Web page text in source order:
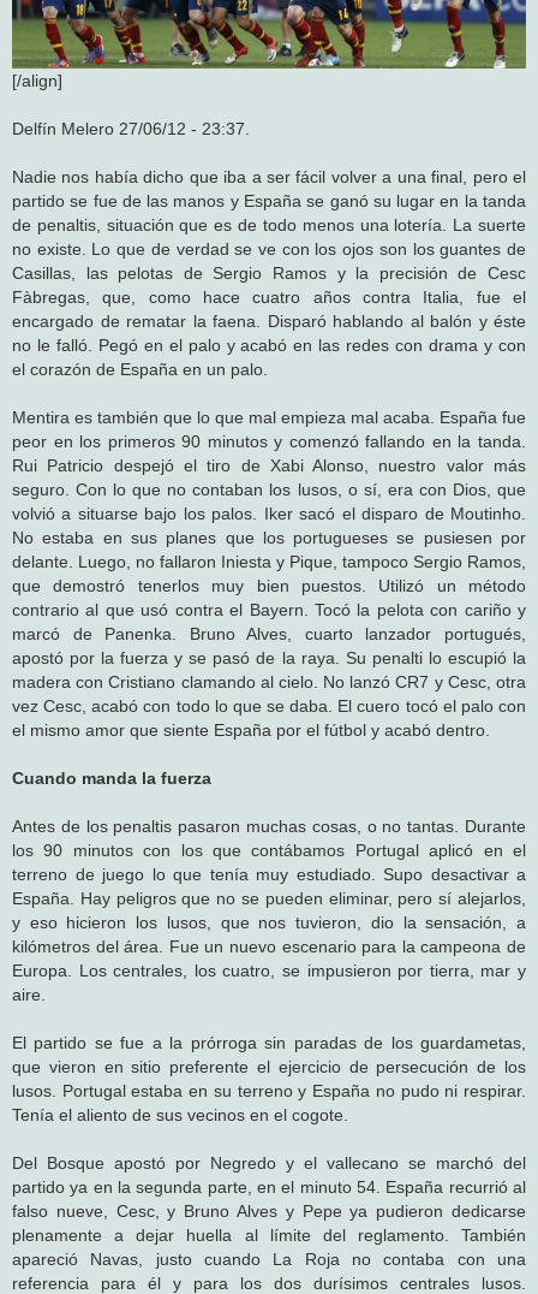
[/align]
Delfín Melero 27/06/12 - 23:37.
Nadie nos había dicho que iba a ser fácil volver a una final, pero el
partido se fue de las manos y España se ganó su lugar en la tanda
de penaltis, situación que es de todo menos una lotería. La suerte
no existe. Lo que de verdad se ve con los ojos son los guantes de
Casillas, las pelotas de Sergio Ramos y la precisión de Cesc
Fàbregas, que, como hace cuatro años contra Italia, fue el
encargado de rematar la faena. Disparó hablando al balón y éste
no le falló. Pegó en el palo y acabó en las redes con drama y con
el corazón de España en un palo.
Mentira es también que lo que mal empieza mal acaba. España fue
peor en los primeros 90 minutos y comenzó fallando en la tanda.
Rui Patricio despejó el tiro de Xabi Alonso, nuestro valor más
seguro. Con lo que no contaban los lusos, o sí, era con Dios, que
volvió a situarse bajo los palos. Iker sacó el disparo de Moutinho.
No estaba en sus planes que los portugueses se pusiesen por
delante. Luego, no fallaron Iniesta y Pique, tampoco Sergio Ramos,
que demostró tenerlos muy bien puestos. Utilizó un método
contrario al que usó contra el Bayern. Tocó la pelota con cariño y
marcó de Panenka. Bruno Alves, cuarto lanzador portugués,
apostó por la fuerza y se pasó de la raya. Su penalti lo escupió la
madera con Cristiano clamando al cielo. No lanzó CR7 y Cesc, otra
vez Cesc, acabó con todo lo que se daba. El cuero tocó el palo con
el mismo amor que siente España por el fútbol y acabó dentro.
Cuando manda la fuerza
Antes de los penaltis pasaron muchas cosas, o no tantas. Durante
los 90 minutos con los que contábamos Portugal aplicó en el
terreno de juego lo que tenía muy estudiado. Supo desactivar a
España. Hay peligros que no se pueden eliminar, pero sí alejarlos,
y eso hicieron los lusos, que nos tuvieron, dio la sensación, a
kilómetros del área. Fue un nuevo escenario para la campeona de
Europa. Los centrales, los cuatro, se impusieron por tierra, mar y
aire.
El partido se fue a la prórroga sin paradas de los guardametas,
que vieron en sitio preferente el ejercicio de persecución de los
lusos. Portugal estaba en su terreno y España no pudo ni respirar.
Tenía el aliento de sus vecinos en el cogote.
Del Bosque apostó por Negredo y el vallecano se marchó del
partido ya en la segunda parte, en el minuto 54. España recurrió al
falso nueve, Cesc, y Bruno Alves y Pepe ya pudieron dedicarse
plenamente a dejar huella al límite del reglamento. También
apareció Navas, justo cuando La Roja no contaba con una
referencia para él y para los dos durísimos centrales lusos.